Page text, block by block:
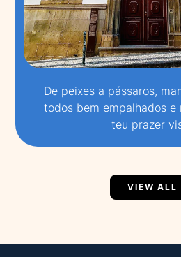
De peixes a pássaros,
todos bem empalhados e
teu prazer
VIEW ALL